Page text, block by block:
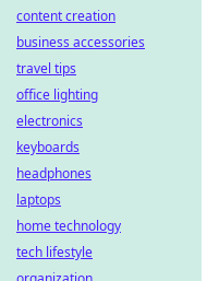
content creation
business accessories
travel tips
office lighting
electronics
keyboards
headphones
laptops
home technology
tech lifestyle